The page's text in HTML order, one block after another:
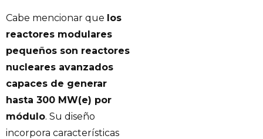
Cabe mencionar que los
reactores modulares
pequeños son reactores
nucleares avanzados
capaces de generar
hasta 300 MW(e) por
módulo. Su diseño
incorpora características